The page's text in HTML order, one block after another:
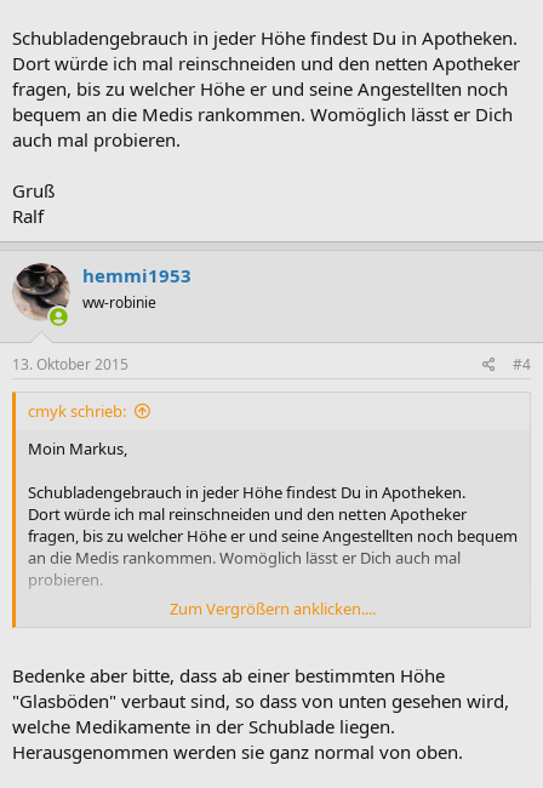
Schubladengebrauch in jeder Höhe findest Du in Apotheken.
Dort würde ich mal reinschneiden und den netten Apotheker
fragen, bis zu welcher Höhe er und seine Angestellten noch
bequem an die Medis rankommen. Womöglich lässt er Dich
auch mal probieren.
Gruß
Ralf
hemmi1953
ww-robinie
13. Oktober 2015 #4
cmyk schrieb:
Moin Markus,
Schubladengebrauch in jeder Höhe findest Du in Apotheken.
Dort würde ich mal reinschneiden und den netten Apotheker
fragen, bis zu welcher Höhe er und seine Angestellten noch bequem
an die Medis rankommen. Womöglich lässt er Dich auch mal
probieren.
Zum Vergrößern anklicken....
Bedenke aber bitte, dass ab einer bestimmten Höhe
"Glasböden" verbaut sind, so dass von unten gesehen wird,
welche Medikamente in der Schublade liegen.
Herausgenommen werden sie ganz normal von oben.